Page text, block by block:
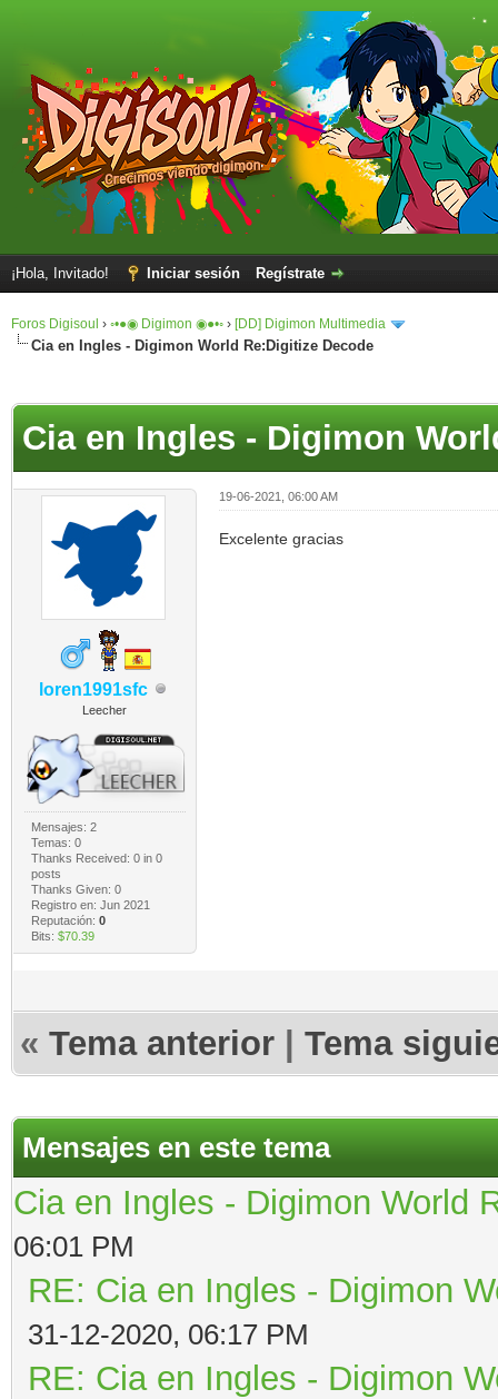
¡Hola, Invitado! Iniciar sesión Regístrate
Foros Digisoul › ◦•●◉ Digimon ◉●•◦ › [DD] Digimon Multimedia
Cia en Ingles - Digimon World Re:Digitize Decode
Cia en Ingles - Digimon
loren1991sfc
Leecher
Mensajes: 2
Temas: 0
Thanks Received: 0in 0
posts
Thanks Given: 0
Registro en: Jun 2021
Reputación: 0
Bits: $70.39
19-06-2021, 06:00 AM
Excelente gracias
« Tema anterior Tema
Mensajes en este tema
Cia en Ingles - Digimon World
06:01 PM
RE: Cia en Ingles - Digimon
31-12-2020, 06:17 PM
RE: Cia en Ingles - Digimon